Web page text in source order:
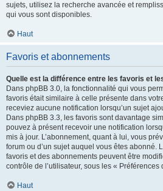
sujets, utilisez la recherche avancée et
qui vous sont disponibles.
Haut
Favoris et abonnements
Quelle est la différence entre les favoris et
Dans phpBB 3.0, la fonctionnalité qui vous
favoris était similaire à celle présente dans
receviez aucune notification lorsqu’un sujet
Dans phpBB 3.3, les favoris sont davantage
pouvez à présent recevoir une notification
mis à jour. L’abonnement, quant à lui, vous
forum ou d’un sujet auquel vous êtes abonné.
favoris et des abonnements peuvent être
contrôle de l’utilisateur, sous les « Préférences
Haut